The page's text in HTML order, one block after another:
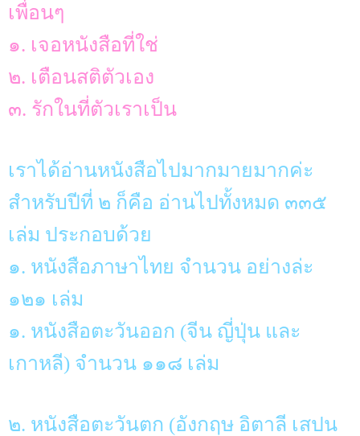
เพื่อนๆ
๑. เจอหนังสือที่ใช่
๒. เตือนสติตัวเอง
๓. รักในที่ตัวเราเป็น
เราได้อ่านหนังสือไปมากมายมากค่ะ
สำหรับปีที่ ๒ ก็คือ อ่านไปทั้งหมด ๓๓๕
เล่ม ประกอบด้วย
๑. หนังสือภาษาไทย จำนวน อย่างล่ะ
๑๒๑ เล่ม
๑. หนังสือตะวันออก (จีน ญี่ปุ่น และ
เกาหลี) จำนวน ๑๑๘ เล่ม
๒. หนังสือตะวันตก (อังกฤษ อิตาลี เสปน